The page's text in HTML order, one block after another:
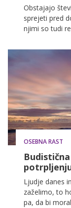
Obstajajo
sprejeti pred
njimi so tudi
tedenska
odličen
oklevajte in
OSEBNA RAST
Ljudje danes
zaželimo, to
pa, da bi